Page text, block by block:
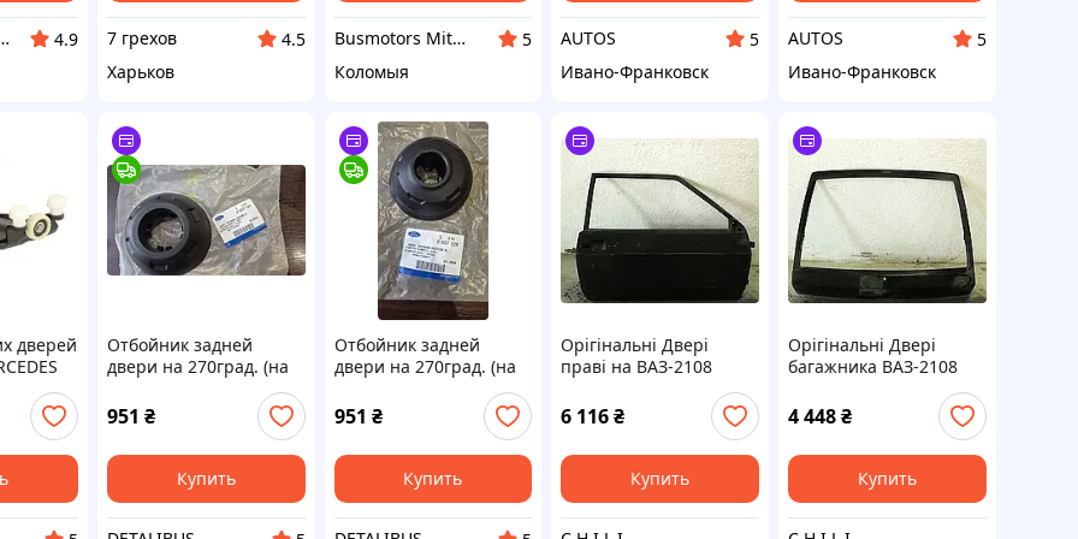
ВсеАвто
4.9
7 грехов
4.5
Харьков
Busmotors Mitsubishi
5
Коломыя
AUTOS
5
Ивано-Франковск
AUTOS
5
Ивано-Франковск
дверей
6003-
Отбойник задней
двери на 270град. (на
кузове)Форд Транзит
2019- Ford 2507126
951 ₴
Купить
Отбойник задней
двери на 270град. (на
двери)Форд Транзит
2019- Ford 2507128
951 ₴
Купить
Орігінальні Двері
праві на ВАЗ-2108
6 116₴
Купить
Орігінальні Двері
багажника ВАЗ-2108
4 448₴
Купить